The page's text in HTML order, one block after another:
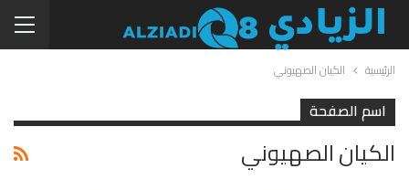
الرئيسية الكيان الصهيوني
اسم الصفحة
الكيان الصهيوني